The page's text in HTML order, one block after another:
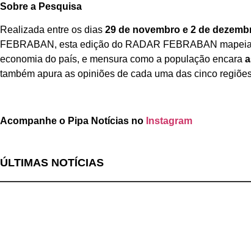
Sobre a Pesquisa
Realizada entre os dias 29 de novembro e 2 de
FEBRABAN, esta edição do RADAR FEBRABAN
economia do país, e mensura como a população encara
também apura as opiniões de cada uma das cinco
Acompanhe o Pipa Notícias no Instagram
ÚLTIMAS NOTÍCIAS